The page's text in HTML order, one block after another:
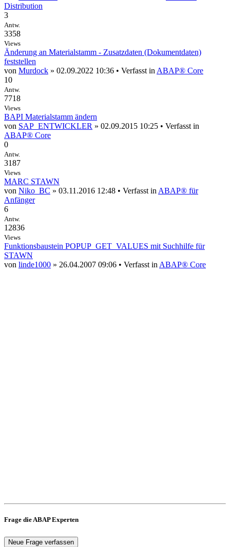
Distribution
3
Antw.
3358
Views
Änderung an Materialstamm - Zusatzdaten (Dokumentdaten)
feststellen
von Murdock » 02.09.2022 10:36 • Verfasst in ABAP® Core
10
Antw.
7718
Views
BAPI Materialstamm ändern
von SAP_ENTWICKLER » 02.09.2015 10:25 • Verfasst in
ABAP® Core
0
Antw.
3187
Views
MARC STAWN
von Niko_BC » 03.11.2016 12:48 • Verfasst in ABAP® für
Anfänger
6
Antw.
12836
Views
Funktionsbaustein POPUP_GET_VALUES mit Suchhilfe für
STAWN
von linde1000 » 26.04.2007 09:06 • Verfasst in ABAP® Core
Frage die ABAP Experten
Neue Frage verfassen